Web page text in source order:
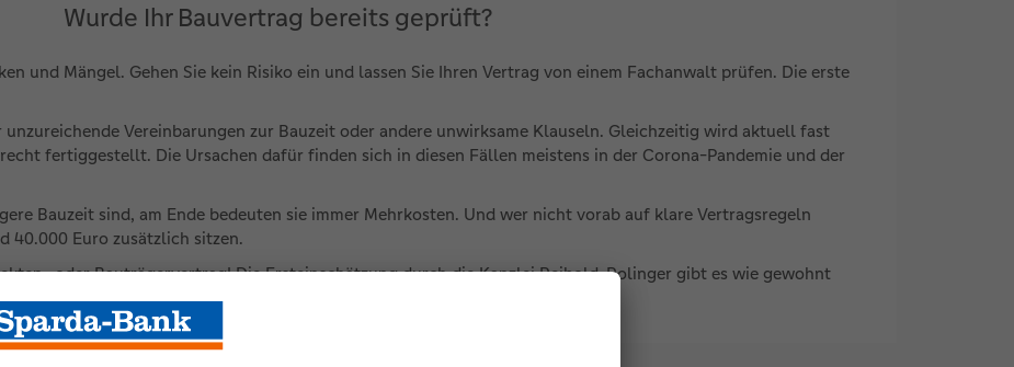
Wurde Ihr Bauvertrag bereits geprüft?
und Mängel. Gehen Sie kein Risiko ein und lassen Sie Ihren Vertrag von einem Fachanwalt prüfen. Die erste
Vereinbarungen zur Bauzeit oder andere unwirksame Klauseln. Gleichzeitig wird aktuell fast
fertiggestellt. Die Ursachen dafür finden sich in diesen Fällen meistens in der Corona-Pandemie und der
Bauzeit sind, am Ende bedeuten sie immer Mehrkosten. Und wer nicht vorab auf klare Vertragsregeln
40.000 Euro zusätzlich sitzen.
oder Bauträgervertrag! Die Ersteinschätzung durch die Kanzlei Reibold-Rolinger gibt es wie gewohnt